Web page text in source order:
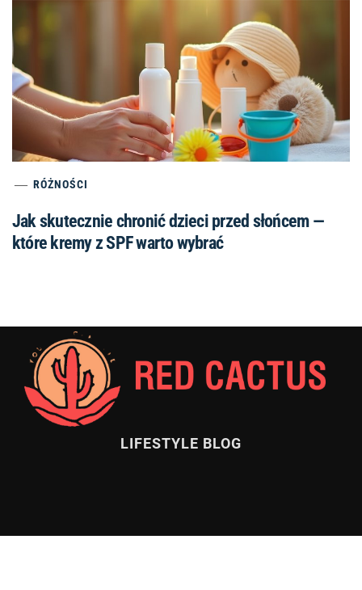
RÓŻNOŚCI
Jak skutecznie chronić dzieci przed słońcem —
które kremy z SPF warto wybrać
LIFESTYLE BLOG